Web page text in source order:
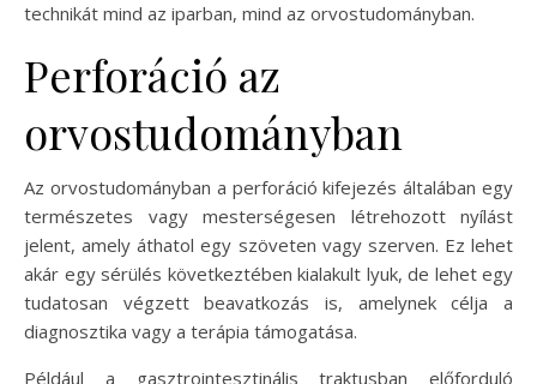
technikát mind az iparban, mind az orvostudományban.
Perforáció az
orvostudományban
Az orvostudományban a perforáció kifejezés általában egy
természetes vagy mesterségesen létrehozott nyílást
jelent, amely áthatol egy szöveten vagy szerven. Ez lehet
akár egy sérülés következtében kialakult lyuk, de lehet egy
tudatosan végzett beavatkozás is, amelynek célja a
diagnosztika vagy a terápia támogatása.
Például a gasztrointesztinális traktusban előforduló